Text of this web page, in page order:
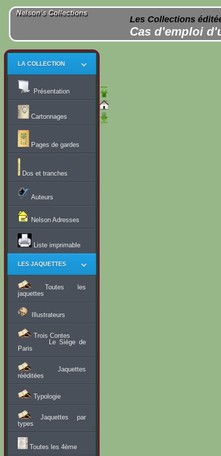
Les Collections
Cas d'emploi
LA COLLECTION
Présentation
Cartonnages
Pages de gardes
Dos et tranches
Auteurs
Nelson Adresses
Liste imprimable
LES JAQUETTES
Toutes les
jaquettes
Illustrateurs
Trois Contes
Le Siège de
Paris
Jaquettes
rééditées
Typologie
Jaquettes par
types
Toutes les 4ème